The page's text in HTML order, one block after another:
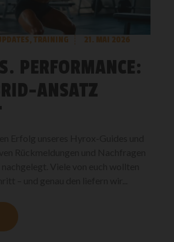
, TRAINING 21. MAI 2026
PERFORMANCE:
ANSATZ